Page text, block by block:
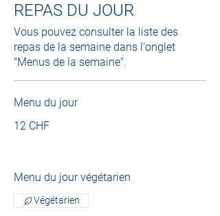
REPAS DU JOUR
Vous pouvez consulter la liste des
repas de la semaine dans l'onglet
"Menus de la semaine".
Menu du jour
12 CHF
Menu du jour végétarien
Végétarien